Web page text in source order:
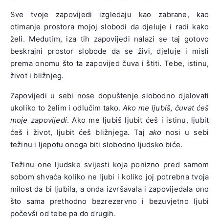
Sve tvoje zapovijedi izgledaju kao zabrane, kao
otimanje prostora mojoj slobodi da djeluje i radi kako
želi. Međutim, iza tih zapovijedi nalazi se taj gotovo
beskrajni prostor slobode da se živi, djeluje i misli
prema onomu što ta zapovijed čuva i štiti. Tebe, istinu,
život i bližnjeg.
Zapovijedi u sebi nose dopuštenje slobodno djelovati
ukoliko to želim i odlučim tako. Ako me ljubiš, čuvat ćeš
moje zapovijedi. Ako me ljubiš ljubit ćeš i istinu, ljubit
ćeš i život, ljubit ćeš bližnjega. Taj ako nosi u sebi
težinu i ljepotu onoga biti slobodno ljudsko biće.
Težinu one ljudske svijesti koja ponizno pred samom
sobom shvaća koliko ne ljubi i koliko joj potrebna tvoja
milost da bi ljubila, a onda izvršavala i zapovijedala ono
što sama prethodno bezrezervno i bezuvjetno ljubi
počevši od tebe pa do drugih.